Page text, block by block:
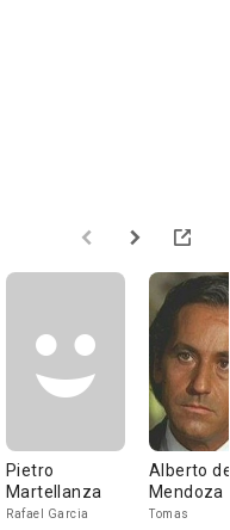
Pietro
Martellanza
Rafael Garcia
Alberto
Mendoza
Tomas